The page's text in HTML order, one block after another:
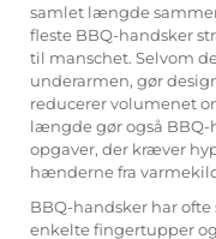
samlet længde
fleste BBQ-handsker
til manschet. Selvom
underarmen, gør
reducerer volumenet
længde gør også
opgaver, der kræver
hænderne fra
BBQ-handsker har
enkelte fingertupper